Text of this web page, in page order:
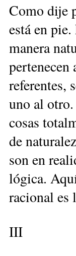
Como dije
está en
manera
pertenecen
referentes,
uno al
cosas
de
son en
lógica.
racional es
III